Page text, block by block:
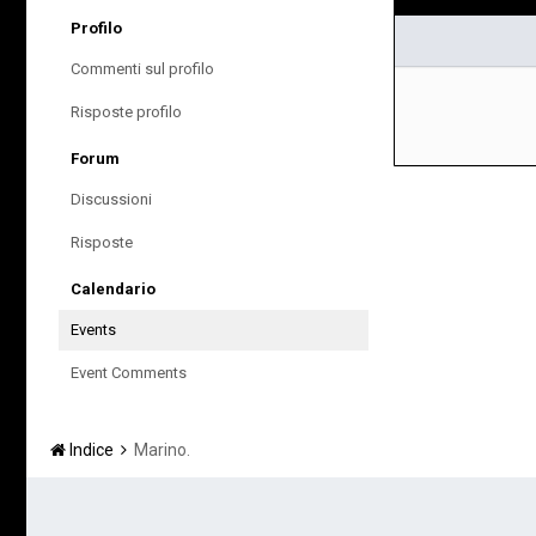
Profilo
Commenti sul profilo
Risposte profilo
Forum
Discussioni
Risposte
Calendario
Events
Event Comments
Indice Marino.